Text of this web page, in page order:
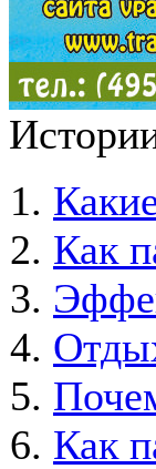
Как
Как